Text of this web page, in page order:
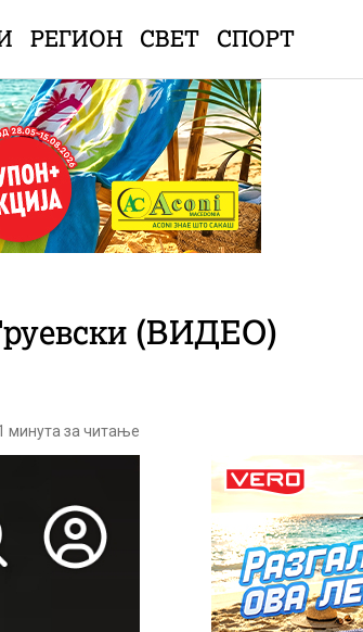
РЕГИОН СВЕТ СПОРТ
(ВИДЕО)
минута за читање